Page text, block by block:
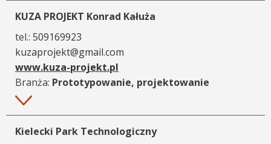
KUZA PROJEKT Konrad Kałuża
tel.: 509169923
kuzaprojekt@gmail.com
www.kuza-projekt.pl
Branża: Prototypowanie, projektowanie
Więcej
Kielecki Park Technologiczny